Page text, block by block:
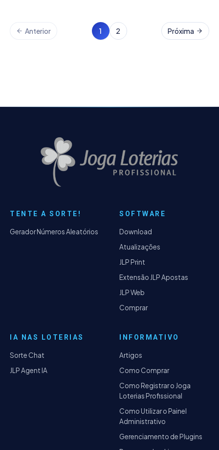
Anterior 1 2 Próxima
TENTE A SORTE!
Gerador Números Aleatórios
SOFTWARE
Download
Atualizações
JLP Print
Extensão JLP Apostas
JLP Web
Comprar
IA NAS LOTERIAS
Sorte Chat
JLP Agent IA
INFORMATIVO
Artigos
Como Comprar
Como Registrar o Joga
Loterias Profissional
Como Utilizar o Painel
Administrativo
Gerenciamento de Plugins